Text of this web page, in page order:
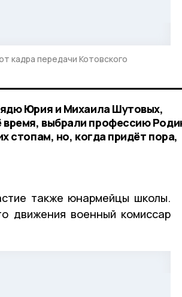
кадра передачи Котовского
Юрия и Михаила Шутовых,
выбрали профессию
стопам, но, когда придёт пора,
также юнармейцы школы.
движения военный комиссар